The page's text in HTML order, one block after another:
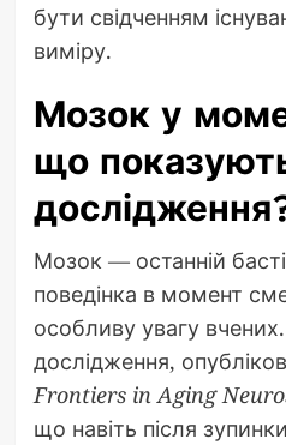
бути свідченням
виміру.
Мозок у
що
Мозок — останній
поведінка в момент
особливу увагу
дослідження,
Frontiers in Aging
що навіть після